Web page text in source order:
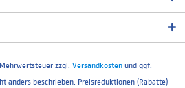
zzgl. Versandkostenund ggf.
anders beschrieben. Preisreduktionen (Rabatte)